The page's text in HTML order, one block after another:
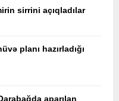
sirrini açıqladılar
planı hazırladığı
aparılan